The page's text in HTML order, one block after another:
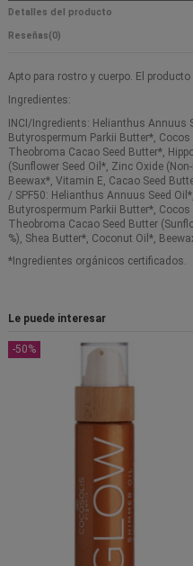
Detalles del producto
Reseñas(0)
Apto para rostro y cuerpo. El
Ingredientes:
INCI/Ingredients: Helianthus Annuus
Butyrospermum Parkii Butter*, Cocos
Theobroma Cacao Seed Butter*,
(Sunflower Seed Oil*, Zinc Oxide
Beewax*, Vitamin E, Cacao Seed
/ SPF50: Helianthus Annuus Seed
Butyrospermum Parkii Butter*, Cocos
Theobroma Cacao Seed Butter
%), Shea Butter*, Coconut Oil*,
*Ingredientes orgánicos certificados.
Le puede interesar
-50%